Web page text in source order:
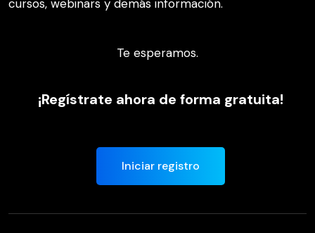
cursos, webinars y demás información.
Te esperamos.
¡Regístrate ahora de forma gratuita!
Iniciar registro